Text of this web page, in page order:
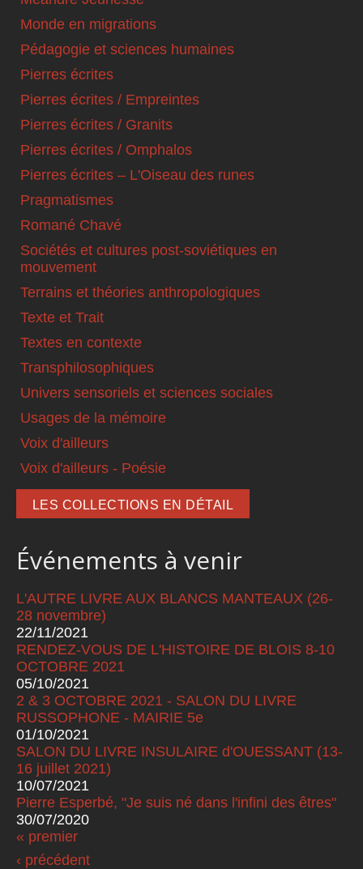
Monde en migrations
Pédagogie et sciences humaines
Pierres écrites
Pierres écrites / Empreintes
Pierres écrites / Granits
Pierres écrites / Omphalos
Pierres écrites – L'Oiseau des runes
Pragmatismes
Romané Chavé
Sociétés et cultures post-soviétiques en
mouvement
Terrains et théories anthropologiques
Texte et Trait
Textes en contexte
Transphilosophiques
Univers sensoriels et sciences sociales
Usages de la mémoire
Voix d'ailleurs
Voix d'ailleurs - Poésie
LES COLLECTIONS EN DÉTAIL
Événements à venir
L'AUTRE LIVRE AUX BLANCS MANTEAUX (26-
28 novembre)
22/11/2021
RENDEZ-VOUS DE L'HISTOIRE DE BLOIS 8-10
OCTOBRE 2021
05/10/2021
2 & 3 OCTOBRE 2021 - SALON DU LIVRE
RUSSOPHONE - MAIRIE 5e
01/10/2021
SALON DU LIVRE INSULAIRE d'OUESSANT (13-
16 juillet 2021)
10/07/2021
Pierre Esperbé, "Je suis né dans l'infini des êtres"
30/07/2020
Pages
« premier
‹ précédent